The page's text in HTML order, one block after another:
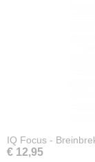
IQ Focus -
€ 12,95